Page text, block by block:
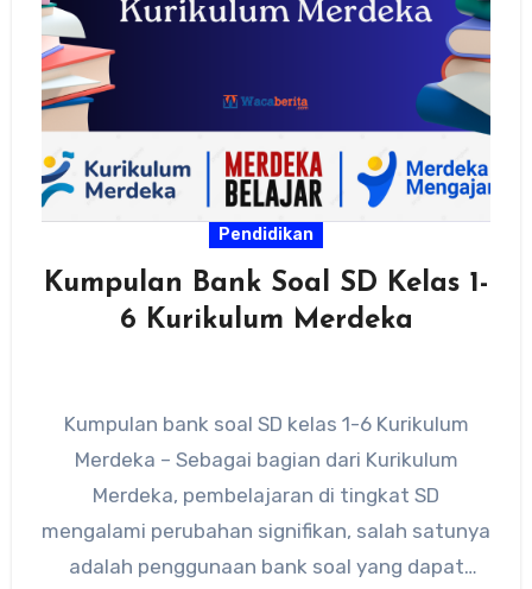
Pendidikan
Kumpulan Bank Soal SD Kelas 1-
6 Kurikulum Merdeka
Kumpulan bank soal SD kelas 1-6 Kurikulum
Merdeka – Sebagai bagian dari Kurikulum
Merdeka, pembelajaran di tingkat SD
mengalami perubahan signifikan, salah satunya
adalah penggunaan bank soal yang dapat